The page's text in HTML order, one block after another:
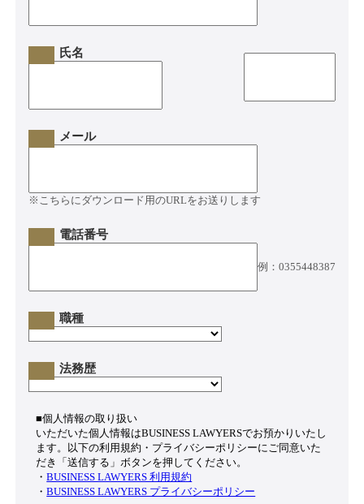
氏名
メール
※こちらにダウンロード用のURLをお送りします
電話番号
例：0355448387
職種
法務歴
■個人情報の取り扱い
いただいた個人情報はBUSINESS LAWYERSでお預かりいたし
ます。以下の利用規約・プライバシーポリシーにご同意いた
だき「送信する」ボタンを押してください。
・BUSINESS LAWYERS 利用規約
・BUSINESS LAWYERS プライバシーポリシー